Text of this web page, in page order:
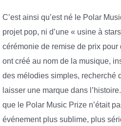
C’est ainsi qu’est né le Polar
projet pop, ni d’une « usine à
cérémonie de remise de prix
ont créé au nom de la musique,
des mélodies simples, recherché
laisser une marque dans
que le Polar Music Prize n’était
événement plus sublime, plus